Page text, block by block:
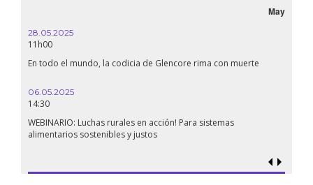
May
28.05.2025
11h00
En todo el mundo, la codicia de Glencore rima con muerte
06.05.2025
14:30
WEBINARIO: Luchas rurales en acción! Para sistemas
alimentarios sostenibles y justos